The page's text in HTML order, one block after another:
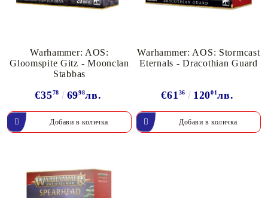
Warhammer: AOS:
Gloomspite Gitz - Moonclan
Stabbas
€3578 6998лв.
Warhammer: AOS: Stormcast
Eternals - Dracothian Guard
€61 36 12001лв.